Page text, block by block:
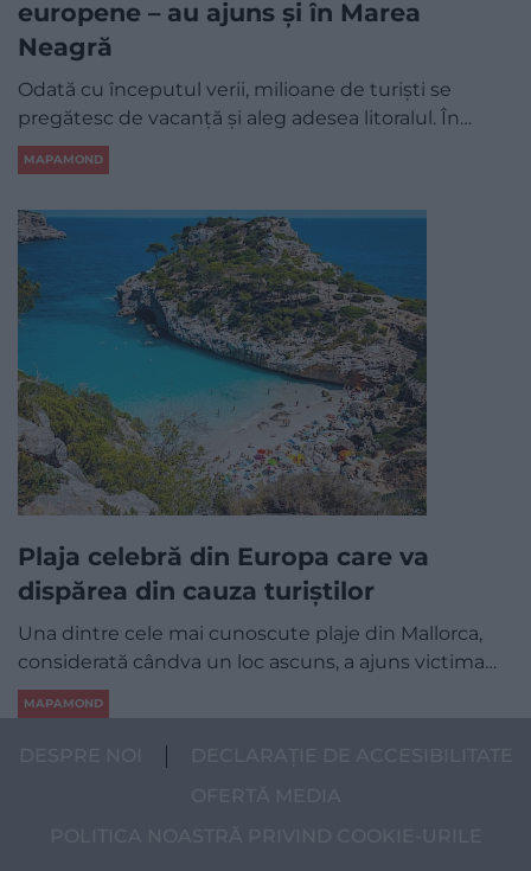
europene – au ajuns și în Marea
Neagră
Odată cu începutul verii, milioane de turiști se
pregătesc de vacanță și aleg adesea litoralul. În…
MAPAMOND
Plaja celebră din Europa care va
dispărea din cauza turiștilor
Una dintre cele mai cunoscute plaje din Mallorca,
considerată cândva un loc ascuns, a ajuns victima…
MAPAMOND